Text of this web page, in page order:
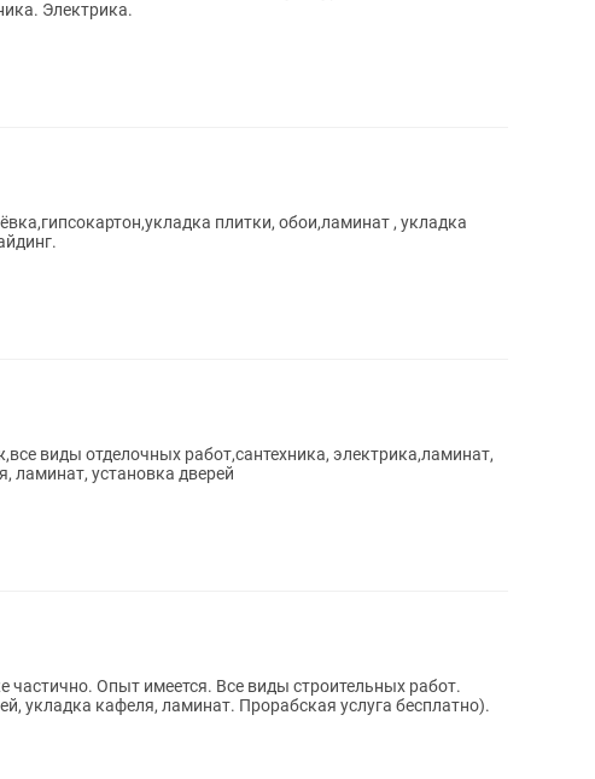
Электрика.
плитки, обои,ламинат , укладка
виды отделочных работ,сантехника, электрика,ламинат,
ламинат, установка дверей
частично. Опыт имеется. Все виды строительных работ.
укладка кафеля, ламинат. Прорабская услуга бесплатно).